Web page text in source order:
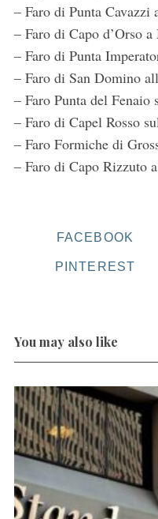
– Faro di Punta Cavazzi
– Faro di Capo d’Orso
– Faro di Punta
– Faro di San Domino
– Faro Punta del
– Faro di Capel Rosso
– Faro Formiche di
– Faro di Capo Rizzuto
FACEBOOK
PINTEREST
You may also like
S
c